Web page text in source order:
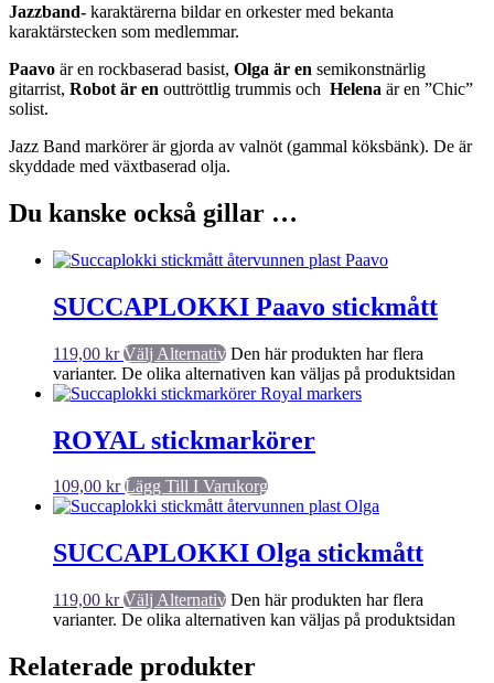
Jazzband- karaktärerna bildar en orkester med bekanta
karaktärstecken som medlemmar.
Paavo är en rockbaserad basist, Olga är en semikonstnärlig
gitarrist, Robot är en outtröttlig trummis och Helena är en ”Chic”
solist.
Jazz Band markörer är gjorda av valnöt (gammal köksbänk). De är
skyddade med växtbaserad olja.
Du kanske också gillar …
SUCCAPLOKKI Paavo stickmått
119,00 kr Välj Alternativ Den här produkten har flera
varianter. De olika alternativen kan väljas på produktsidan
ROYAL stickmarkörer
109,00 kr Lägg Till I Varukorg
SUCCAPLOKKI Olga stickmått
119,00 kr Välj Alternativ Den här produkten har flera
varianter. De olika alternativen kan väljas på produktsidan
Relaterade produkter